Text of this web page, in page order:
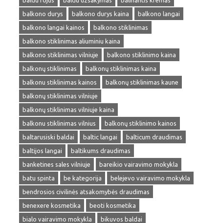
balkono durys
balkono durys kaina
balkono langai
balkono langai kainos
balkono stiklinimas
balkono stiklinimas aliuminiu kaina
balkono stiklinimas vilniuje
balkono stiklinimo kaina
balkonų stiklinimas
balkonų stiklinimas kaina
balkonu stiklinimas kainos
balkonų stiklinimas kaune
balkonų stiklinimas vilniuje
balkonų stiklinimas vilniuje kaina
balkonu stiklinimas vilnius
balkonų stiklinimo kainos
baltarusiski baldai
baltic langai
balticum draudimas
baltijos langai
baltikums draudimas
banketines sales vilniuje
bareikio vairavimo mokykla
batu spinta
be kategorija
belejevo vairavimo mokykla
bendrosios civilinės atsakomybės draudimas
benexere kosmetika
beoti kosmetika
bialo vairavimo mokykla
bikuvos baldai